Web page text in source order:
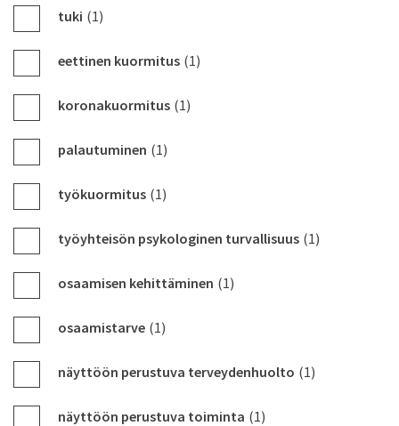
tuki (1)
eettinen kuormitus (1)
koronakuormitus (1)
palautuminen (1)
työkuormitus (1)
työyhteisön psykologinen turvallisuus (1)
osaamisen kehittäminen (1)
osaamistarve (1)
näyttöön perustuva terveydenhuolto (1)
näyttöön perustuva toiminta (1)